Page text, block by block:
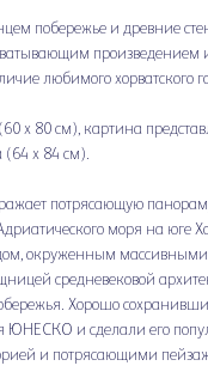
побережье и древние
любимого хорватского
x 80 см), картина
x 84 см).
потрясающую
моря на юге
окруженным
средневековой
Хорошо
ЮНЕСКО и сделали его
и потрясающими